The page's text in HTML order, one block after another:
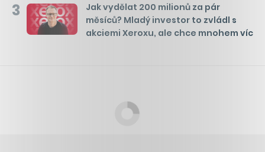
3
Jak vydělat 200 milionů za pár
měsíců? Mladý investor to zvládl s
akciemi Xeroxu, ale chce mnohem víc